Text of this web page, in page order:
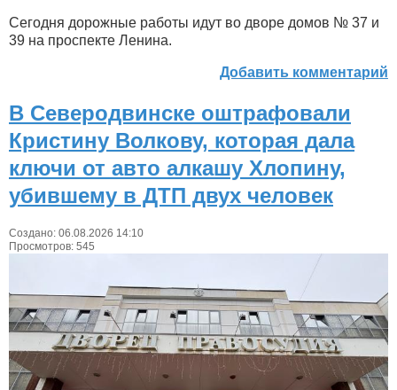
Сегодня дорожные работы идут во дворе домов № 37 и
39 на проспекте Ленина.
Добавить комментарий
В Северодвинске оштрафовали
Кристину Волкову, которая дала
ключи от авто алкашу Хлопину,
убившему в ДТП двух человек
Создано: 06.08.2026 14:10
Просмотров: 545